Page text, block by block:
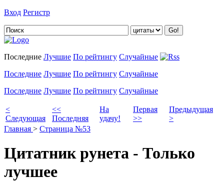
Вход Регистр
Последние Лучшие По рейтингу Случайные
Последние Лучшие По рейтингу Случайные
Последние Лучшие По рейтингу Случайные
<
Следующая
<<
Последняя
На
удачу!
Первая
>>
Предыдущая
>
Главная > Страница №53
Цитатник рунета - Только
лучшее